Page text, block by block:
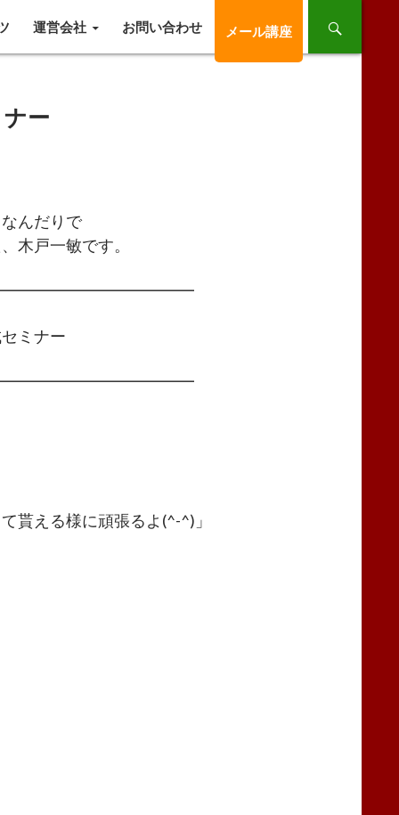
運営会社 お問い合わせ メール講座
ー
んだりで
木戸一敏です。
ミナー
える様に頑張るよ(^-^)」